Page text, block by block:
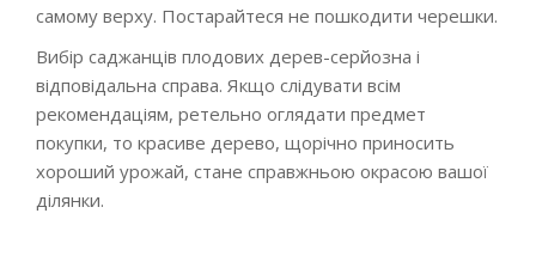
самому верху. Постарайтеся не пошкодити черешки.
Вибір саджанців плодових дерев-серйозна і
відповідальна справа. Якщо слідувати всім
рекомендаціям, ретельно оглядати предмет
покупки, то красиве дерево, щорічно приносить
хороший урожай, стане справжньою окрасою вашої
ділянки.